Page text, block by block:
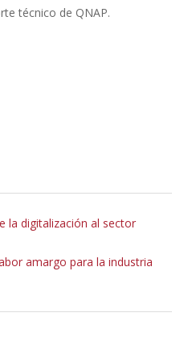
técnico de QNAP.
la digitalización al sector
amargo para la industria